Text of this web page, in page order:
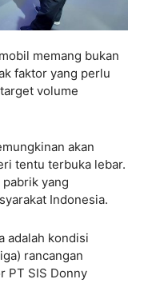
memang bukan
faktor yang perlu
volume
akan
tentu terbuka lebar.
yang
Indonesia.
adalah kondisi
rancangan
PT SIS Donny